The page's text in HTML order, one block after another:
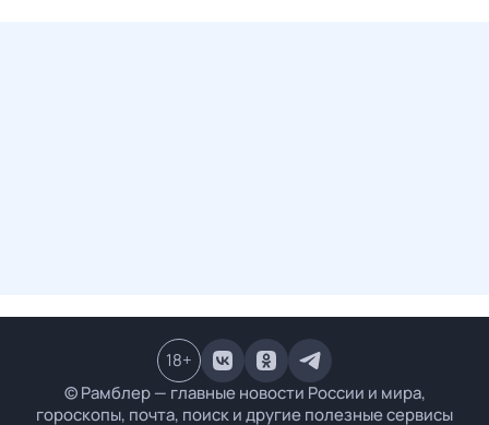
© Рамблер — главные новости России и мира,
гороскопы, почта, поиск и другие полезные сервисы
18+